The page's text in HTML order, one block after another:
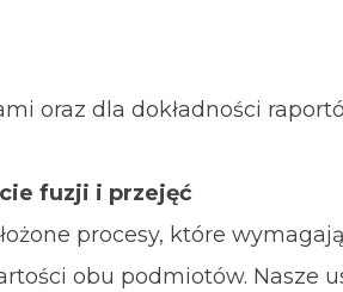
oraz dla dokładności
fuzji i przejęć
procesy, które wymagają
obu podmiotów. Nasze